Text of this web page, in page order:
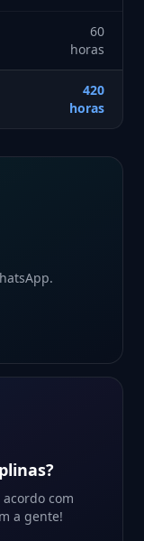
60
horas
420
horas
com
a gente!